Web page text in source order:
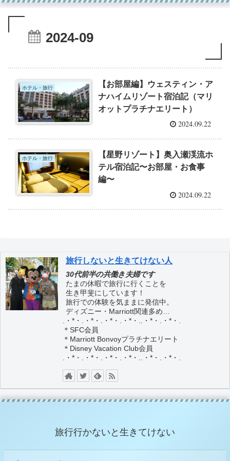
2024-09
ホテル・旅行
【お部屋編】ウェスティン・ア
ナハイムリゾート宿泊記（マリ
オットプラチナエリート）
2024.09.22
ホテル・旅行
【星野リゾート】奥入瀬渓流ホ
テル宿泊記〜お部屋・お食事
編〜
2024.09.22
旅行しないと生きてけない人
30代前半の共働き夫婦です
たまの休暇で旅行に行くことを
生き甲斐にしています！
旅行での体験を気ままに発信中。
ディズニー・Marriott関連多め…
.・*・.・*・.・*・.・*・..・*・.・*・.
＊SFC会員
＊Marriott Bonvoyプラチナエリート
＊Disney Vacation Club会員
.・*・.・*・.・*・.・*・..・*・.・*・.
旅行行かないと生きてけない